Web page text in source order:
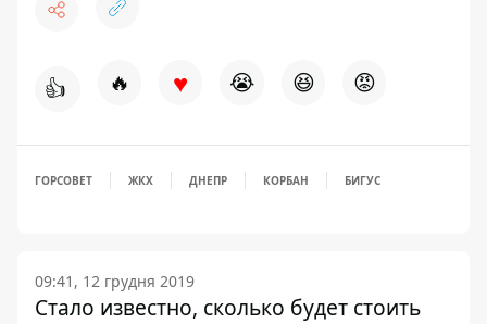
👍 🔥 ♥ 😭 😆 😡
ГОРСОВЕТ ЖКХ ДНЕПР КОРБАН БИГУС
09:41, 12 грудня 2019
Стало известно, сколько будет стоить